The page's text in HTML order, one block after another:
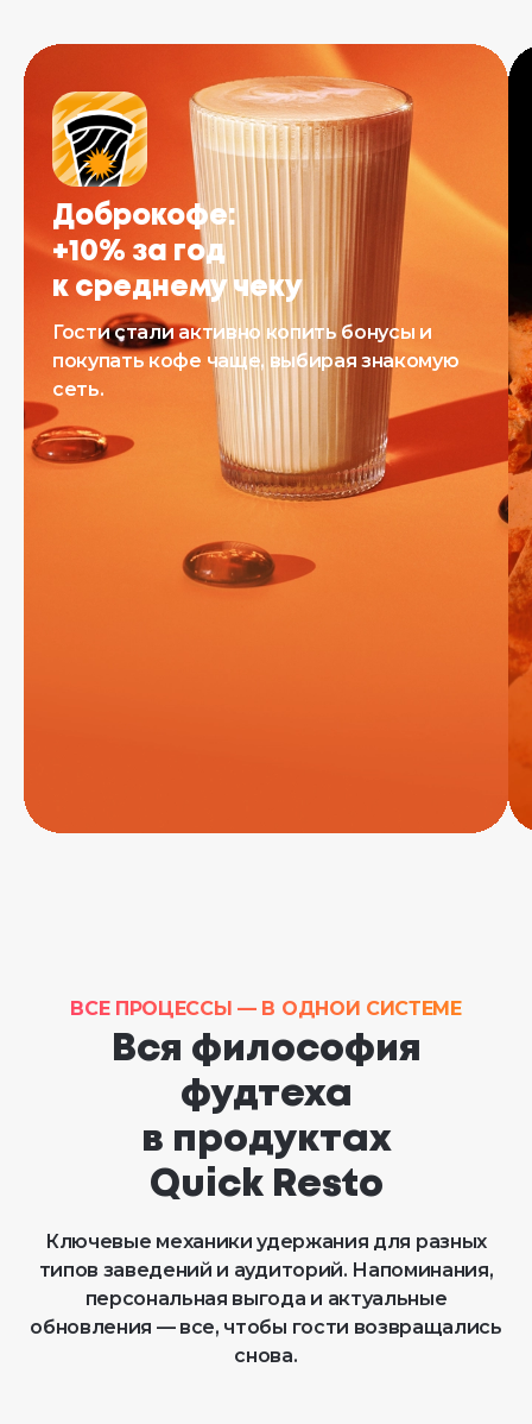
Доброкофе:
+10% за год
к среднему чеку
Гости стали активно копить бонусы и
покупать кофе чаще, выбирая знакомую
сеть.
ВСЕ ПРОЦЕССЫ — В ОДНОЙ СИСТЕМЕ
Вся философия
фудтеха
в продуктах
Quick Resto
Ключевые механики удержания для разных
типов заведений и аудиторий. Напоминания,
персональная выгода и актуальные
обновления — все, чтобы гости возвращались
снова.